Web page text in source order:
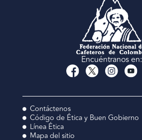
Encuéntranos en:
Contáctenos
Código de Ética y Buen Gobierno
Línea Ética
Mapa del sitio